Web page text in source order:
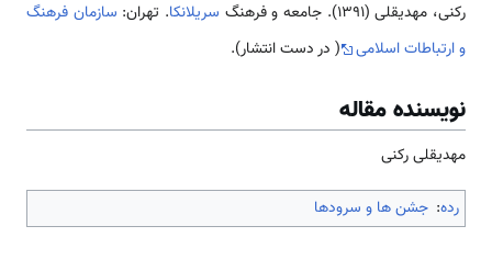
رکنی، مهدیقلی (1391). جامعه و فرهنگ سریلانکا. تهران: سازمان فرهنگ
و ارتباطات اسلامی
( در دست انتشار).
نویسنده مقاله
مهدیقلی رکنی
رده: جشن ها و سرودها